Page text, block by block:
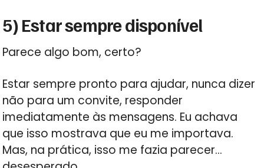
5) Estar sempre disponível
Parece algo bom, certo?
Estar sempre pronto para ajudar, nunca dizer
não para um convite, responder
imediatamente às mensagens. Eu achava
que isso mostrava que eu me importava.
Mas, na prática, isso me fazia parecer…